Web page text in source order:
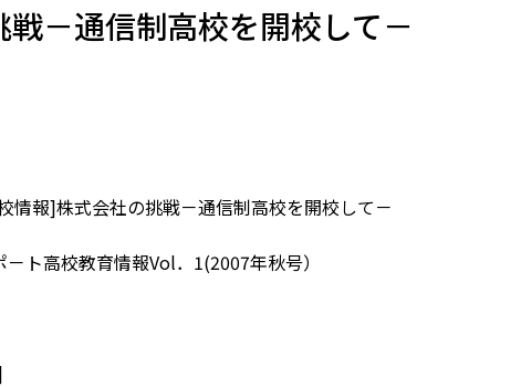
－通信制高校を開校して－
情報]株式会社の挑戦－通信制高校を開校して－
－ト高校教育情報Vol．1(2007年秋号）